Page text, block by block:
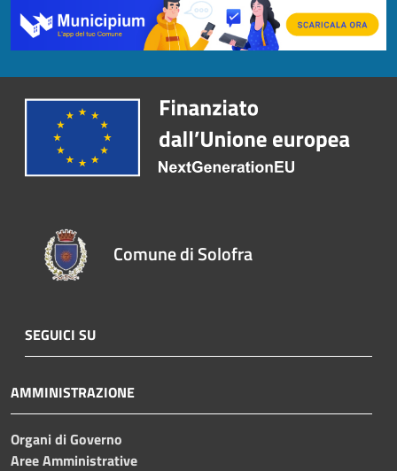
Comune di Solofra
SEGUICI SU
AMMINISTRAZIONE
Organi di Governo
Aree Amministrative